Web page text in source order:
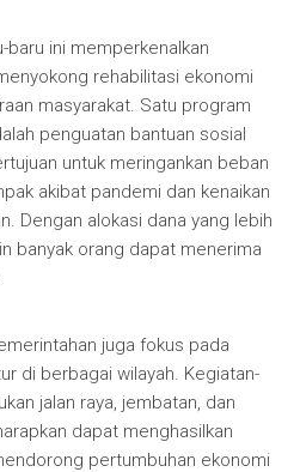
baru ini memperkenalkan
rehabilitasi ekonomi
masyarakat. Satu program
penguatan bantuan sosial
untuk meringankan beban
akibat pandemi dan kenaikan
Dengan alokasi dana yang lebih
banyak orang dapat menerima
juga fokus pada
di berbagai wilayah. Kegiatan-
jalan raya, jembatan, dan
dapat menghasilkan
pertumbuhan ekonomi